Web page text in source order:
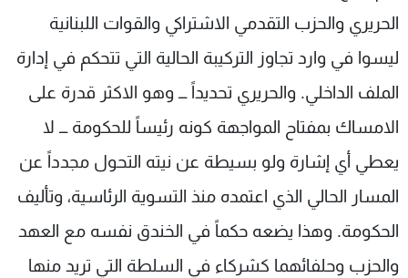
الحريري والحزب التقدمي الاشتراكي والقوات اللبنانية
ليسوا في وارد تجاوز التركيبة الحالية التي تتحكم في إدارة
الملف الداخلي. والحريري تحديداً ـــ وهو الاكثر قدرة على
الامساك بمفتاح المواجهة كونه رئيساً للحكومة ـــ لا
يعطي أي إشارة ولو بسيطة عن نيته التحول مجدداً عن
المسار الحالي الذي اعتمده منذ التسوية الرئاسية، وتأليف
الحكومة. وهذا يضعه حكماً في الخندق نفسه مع العهد
والحزب وحلفائهما كشركاء في السلطة التي تريد منها